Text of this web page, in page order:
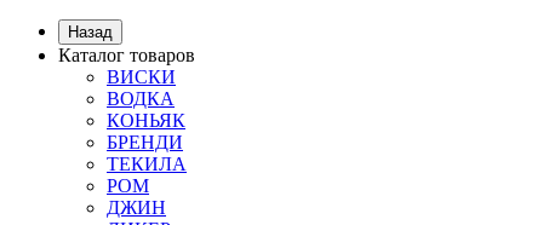
Назад
Каталог товаров
ВИСКИ
ВОДКА
КОНЬЯК
БРЕНДИ
ТЕКИЛА
РОМ
ДЖИН